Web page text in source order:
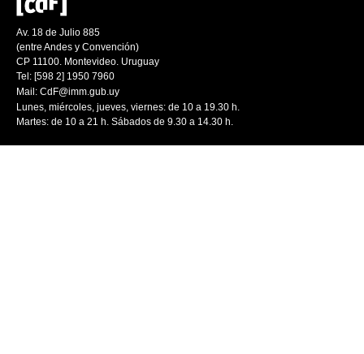
Av. 18 de Julio 885
(entre Andes y Convención)
CP 11100. Montevideo. Uruguay
Tel: [598 2] 1950 7960
Mail: CdF@imm.gub.uy
Lunes, miércoles, jueves, viernes: de 10 a 19.30 h.
Martes: de 10 a 21 h. Sábados de 9.30 a 14.30 h.